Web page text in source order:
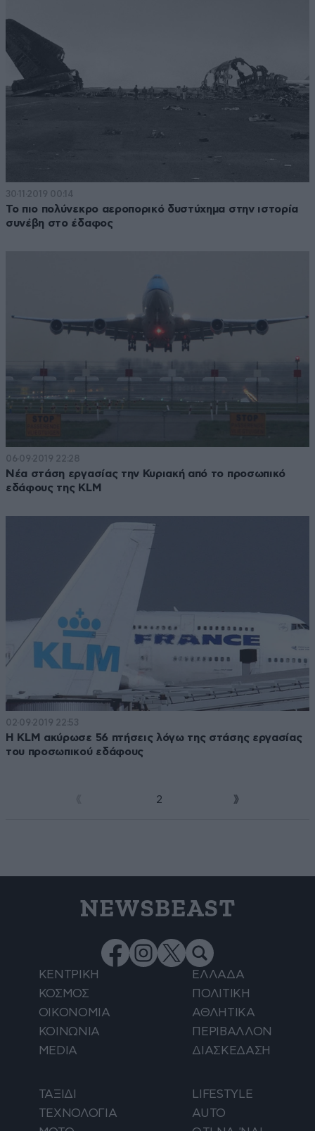
30·11·2019 00:14
Το πιο πολύνεκρο αεροπορικό δυστύχημα στην ιστορία
συνέβη στο έδαφος
06·09·2019 22:28
Νέα στάση εργασίας την Κυριακή από το προσωπικό
εδάφους της KLM
02·09·2019 22:53
Η KLM ακύρωσε 56 πτήσεις λόγω της στάσης εργασίας
του προσωπικού εδάφους
2
NEWSBEAST
ΚΕΝΤΡΙΚΗ
ΕΛΛΑΔΑ
ΚΟΣΜΟΣ
ΠΟΛΙΤΙΚΗ
ΟΙΚΟΝΟΜΙΑ
ΑΘΛΗΤΙΚΑ
ΚΟΙΝΩΝΙΑ
ΠΕΡΙΒΑΛΛΟΝ
MEDIA
ΔΙΑΣΚΕΔΑΣΗ
ΤΑΞΙΔΙ
LIFESTYLE
ΤΕΧΝΟΛΟΓΙΑ
AUTO